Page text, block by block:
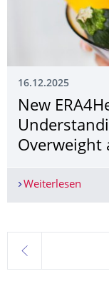
16.12.2025
New
Overweight
Weiterlesen
zurück